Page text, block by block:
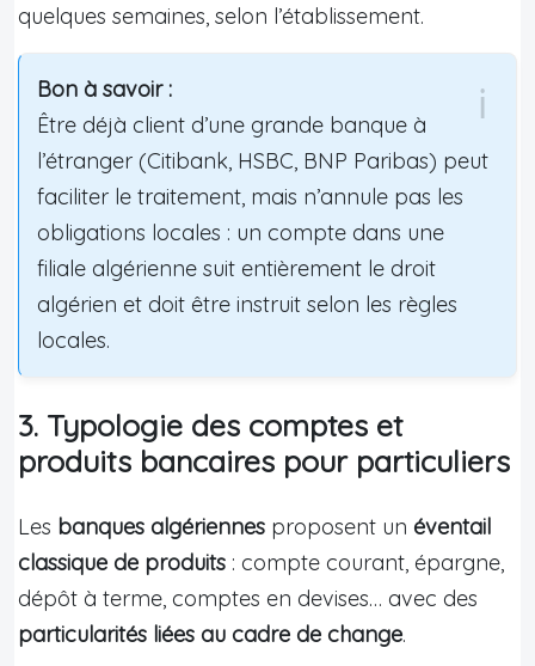
quelques semaines, selon l’établissement.
Bon à savoir :
Être déjà client d’une grande banque à
l’étranger (Citibank, HSBC, BNP Paribas) peut
faciliter le traitement, mais n’annule pas les
obligations locales : un compte dans une
filiale algérienne suit entièrement le droit
algérien et doit être instruit selon les règles
locales.
3. Typologie des comptes et
produits bancaires pour particuliers
Les banques algériennes proposent un éventail
classique de produits : compte courant, épargne,
dépôt à terme, comptes en devises… avec des
particularités liées au cadre de change.